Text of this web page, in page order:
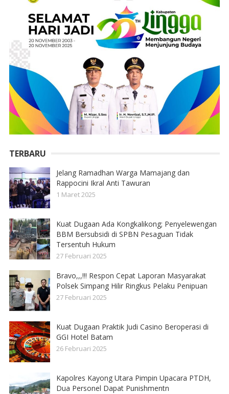
TERBARU
Jelang Ramadhan Warga Mamajang dan
Rappocini Ikral Anti Tawuran
1 Maret 2025
Kuat Dugaan Ada Kongkalikong; Penyelewengan
BBM Bersubsidi di SPBN Pesaguan Tidak
Tersentuh Hukum
27 Februari 2025
Bravo,,,!!! Respon Cepat Laporan Masyarakat
Polsek Simpang Hilir Ringkus Pelaku Penipuan
27 Februari 2025
Kuat Dugaan Praktik Judi Casino Beroperasi di
GGI Hotel Batam
26 Februari 2025
Kapolres Kayong Utara Pimpin Upacara PTDH,
Dua Personel Dapat Punishmentn